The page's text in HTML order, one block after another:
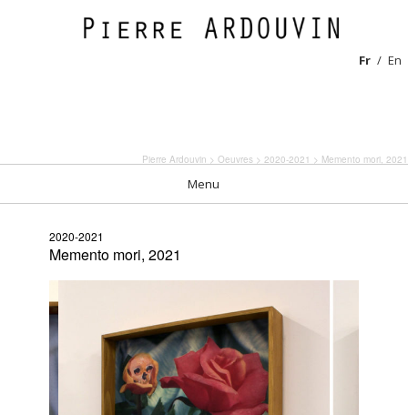
Fr En
Pierre Ardouvin > Oeuvres > 2020-2021 > Memento mori, 2021
Menu
2020-2021
Memento mori, 2021